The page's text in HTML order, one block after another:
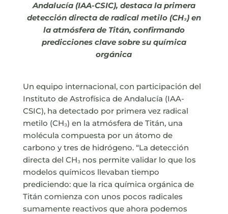
Andalucía (IAA-CSIC), destaca la primera
detección directa de radical metilo (CH₃) en
la atmósfera de Titán, confirmando
predicciones clave sobre su química
orgánica
Un equipo internacional, con participación del
Instituto de Astrofísica de Andalucía (IAA-
CSIC), ha detectado por primera vez radical
metilo (CH₃) en la atmósfera de Titán, una
molécula compuesta por un átomo de
carbono y tres de hidrógeno. “La detección
directa del CH₃ nos permite validar lo que los
modelos químicos llevaban tiempo
prediciendo: que la rica química orgánica de
Titán comienza con unos pocos radicales
sumamente reactivos que ahora podemos